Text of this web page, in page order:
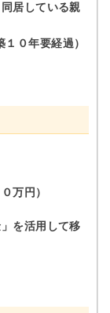
居している親
０年要経過）
万円）
を活用して移